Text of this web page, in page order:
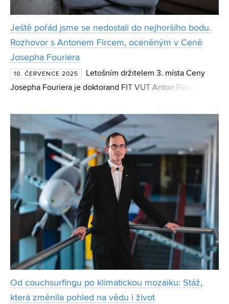
Ještě pořád jsme se nedostali do nejhoršího bodu.
Rozhovor s Antonem Fircem, oceněným v Ceně
Josepha Fouriera
10. ČERVENCE 2025
Letošním držitelem 3. místa Ceny
Josepha Fouriera je doktorand FIT VUT Anton Firc. Ve
hlasových deepfakes. Jde o problematiku, která se týká
většiny z nás,
Od couchsurfingu po klimatickou mozaiku: Stáž,
která změnila pohled na vědu i život